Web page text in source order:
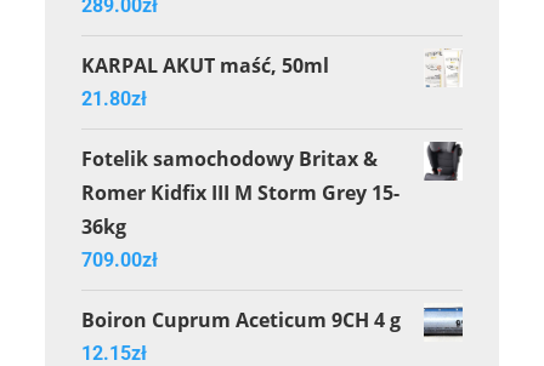
289.00zł
KARPAL AKUT maść, 50ml
21.80zł
Fotelik samochodowy Britax &
Romer Kidfix III M Storm Grey 15-
36kg
709.00zł
Boiron Cuprum Aceticum 9CH 4 g
12.15zł